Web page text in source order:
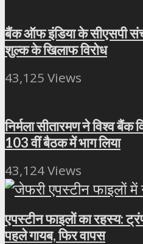
बैंक ऑफ इंडिया के सीएसपी
शुल्क के खिलाफ विरोध
43,125 Views
निर्मला सीतारमण ने विश्व बैंक
103 वीं बैठक में भाग लिया
43,124 Views
एपस्टीन फाइलों का रहस्य:
पहले गायब, फिर वापस